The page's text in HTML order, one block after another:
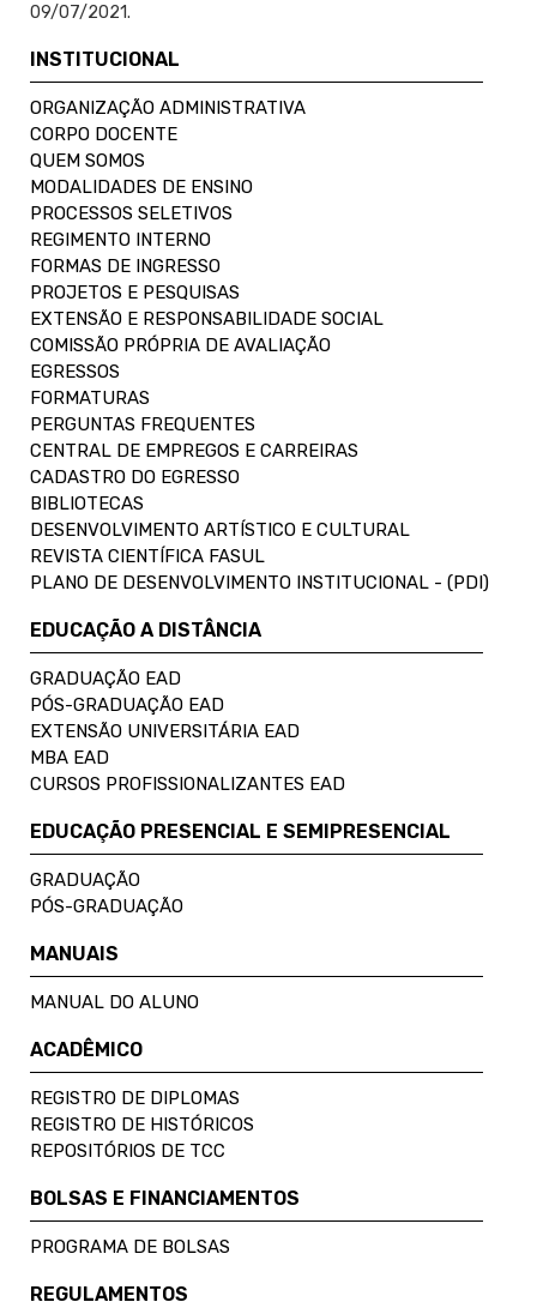
09/07/2021.
INSTITUCIONAL
ORGANIZAÇÃO ADMINISTRATIVA
CORPO DOCENTE
QUEM SOMOS
MODALIDADES DE ENSINO
PROCESSOS SELETIVOS
REGIMENTO INTERNO
FORMAS DE INGRESSO
PROJETOS E PESQUISAS
EXTENSÃO E RESPONSABILIDADE SOCIAL
COMISSÃO PRÓPRIA DE AVALIAÇÃO
EGRESSOS
FORMATURAS
PERGUNTAS FREQUENTES
CENTRAL DE EMPREGOS E CARREIRAS
CADASTRO DO EGRESSO
BIBLIOTECAS
DESENVOLVIMENTO ARTÍSTICO E CULTURAL
REVISTA CIENTÍFICA FASUL
PLANO DE DESENVOLVIMENTO INSTITUCIONAL - (PDI)
EDUCAÇÃO A DISTÂNCIA
GRADUAÇÃO EAD
PÓS-GRADUAÇÃO EAD
EXTENSÃO UNIVERSITÁRIA EAD
MBA EAD
CURSOS PROFISSIONALIZANTES EAD
EDUCAÇÃO PRESENCIAL E SEMIPRESENCIAL
GRADUAÇÃO
PÓS-GRADUAÇÃO
MANUAIS
MANUAL DO ALUNO
ACADÊMICO
REGISTRO DE DIPLOMAS
REGISTRO DE HISTÓRICOS
REPOSITÓRIOS DE TCC
BOLSAS E FINANCIAMENTOS
PROGRAMA DE BOLSAS
REGULAMENTOS